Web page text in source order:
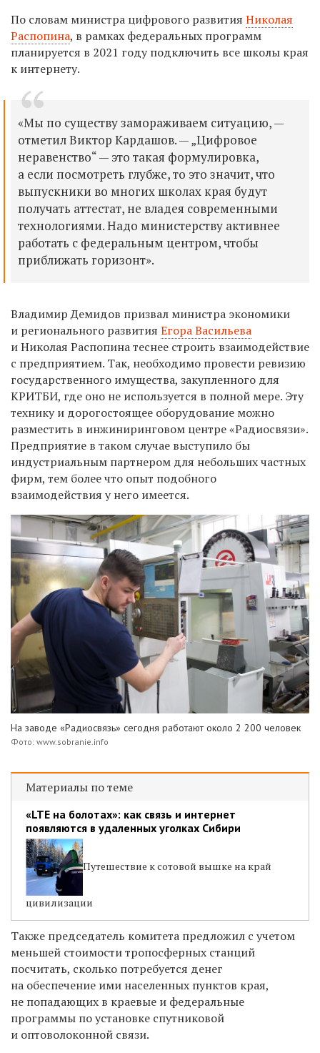
По словам министра цифрового развития Николая
Распопина, в рамках федеральных программ
планируется в 2021 году подключить все школы края
к интернету.
«Мы по существу замораживаем ситуацию, —
отметил Виктор Кардашов. — „Цифровое
неравенство“ — это такая формулировка,
а если посмотреть глубже, то это значит, что
выпускники во многих школах края будут
получать аттестат, не владея современными
технологиями. Надо министерству активнее
работать с федеральным центром, чтобы
приближать горизонт».
Владимир Демидов призвал министра экономики
и регионального развития Егора Васильева
и Николая Распопина теснее строить взаимодействие
с предприятием. Так, необходимо провести ревизию
государственного имущества, закупленного для
КРИТБИ, где оно не используется в полной мере. Эту
технику и дорогостоящее оборудование можно
разместить в инжиниринговом центре «Радиосвязи».
Предприятие в таком случае выступило бы
индустриальным партнером для небольших частных
фирм, тем более что опыт подобного
взаимодействия у него имеется.
На заводе «Радиосвязь» сегодня работают около 2 200 человек
Фото: www.sobranie.info
Материалы по теме
«LTE на болотах»: как связь и интернет
появляются в удаленных уголках Сибири
Путешествие к сотовой вышке на край
цивилизации
Также председатель комитета предложил с учетом
меньшей стоимости тропосферных станций
посчитать, сколько потребуется денег
на обеспечение ими населенных пунктов края,
не попадающих в краевые и федеральные
программы по установке спутниковой
и оптоволоконной связи.